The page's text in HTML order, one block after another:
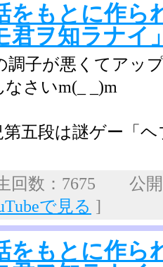
をもとに作ら
君ヲ知ラナイ
調子が悪くてアッ
なさいm(_ _)m
第五段は謎ゲー「
回数：7675 公
で見る ]
をもとに作ら